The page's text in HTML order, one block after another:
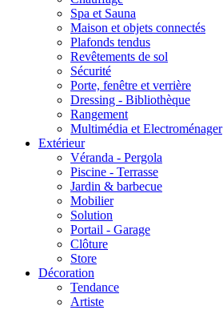
Spa et Sauna
Maison et objets connectés
Plafonds tendus
Revêtements de sol
Sécurité
Porte, fenêtre et verrière
Dressing - Bibliothèque
Rangement
Multimédia et Electroménager
Extérieur
Véranda - Pergola
Piscine - Terrasse
Jardin & barbecue
Mobilier
Solution
Portail - Garage
Clôture
Store
Décoration
Tendance
Artiste